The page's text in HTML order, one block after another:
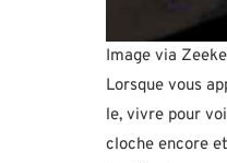
Image via
Lorsque vous
le, vivre pour
cloche encore